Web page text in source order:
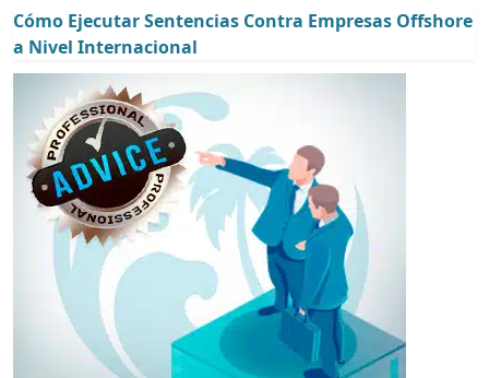
Cómo Ejecutar Sentencias Contra Empresas Offshore
a Nivel Internacional